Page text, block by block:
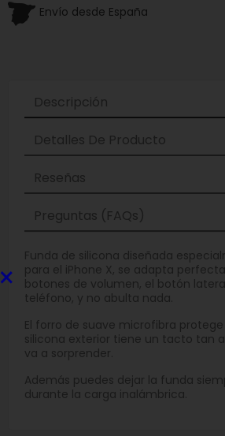
Envío desde España
Descripción
Detalles De Producto
Reseñas
Preguntas (FAQs)
Funda de silicona diseñada
para el iPhone X, se adapta
botones de volumen, el botón
teléfono, y no abulta nada.
El forro de suave microfibra
silicona exterior tiene un tacto tan
va a sorprender.
Además puedes dejar la funda
durante la carga inalámbrica.